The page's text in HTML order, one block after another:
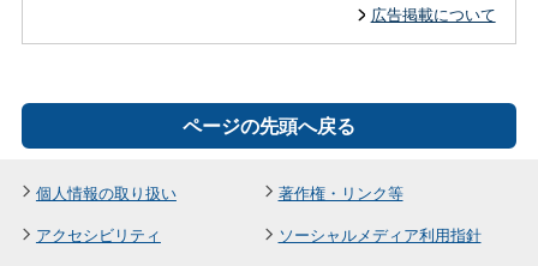
広告掲載について
ページの先頭へ戻る
個人情報の取り扱い
著作権・リンク等
アクセシビリティ
ソーシャルメディア利用指針